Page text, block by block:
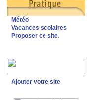
Météo
Vacances scolaires
Proposer ce site.
Ajouter votre site